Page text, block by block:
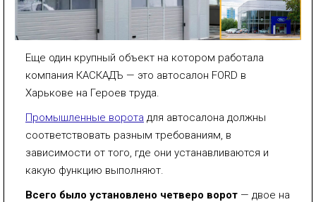
Еще один крупный объект на котором работала
компания КАСКАДЪ — это автосалон FORD в
Харькове на Героев труда.
Промышленные ворота для автосалона должны
соответствовать разным требованиям, в
зависимости от того, где они устанавливаются и
какую функцию выполняют.
Всего было установлено четверо ворот — двое на